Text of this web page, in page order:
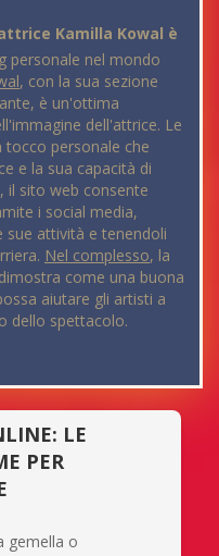
Kamilla Kowal è
personale nel mondo
, con la sua sezione
è un'ottima
dell'attrice. Le
personale che
e la sua capacità di
il sito web consente
i social media,
attività e tenendoli
Nel complesso, la
come una buona
aiutare gli artisti a
dello spettacolo.
LE
PER
gemella o